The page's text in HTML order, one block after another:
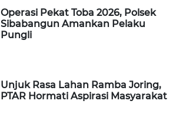
Operasi Pekat Toba 2026, Polsek
Sibabangun Amankan Pelaku
Pungli
Unjuk Rasa Lahan Ramba Joring,
PTAR Hormati Aspirasi Masyarakat